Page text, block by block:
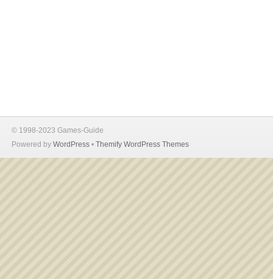
© 1998-2023 Games-Guide
Powered by WordPress • Themify WordPress Themes